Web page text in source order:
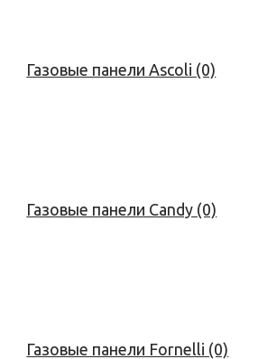
Газовые панели Ascoli (0)
Газовые панели Candy (0)
Газовые панели Fornelli (0)